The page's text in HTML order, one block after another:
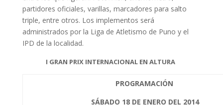
partidores oficiales, varillas, marcadores para salto
triple, entre otros. Los implementos será
administrados por la Liga de Atletismo de Puno y el
IPD de la localidad.
I GRAN PRIX INTERNACIONAL EN ALTURA
PROGRAMACIÓN
SÁBADO 18 DE ENERO DEL 2014